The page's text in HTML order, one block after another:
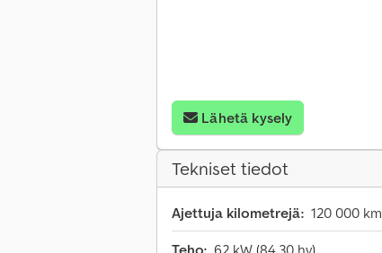
Lähetä kysely
Tekniset tiedot
Ajettuja kilometrejä: 120 000 km